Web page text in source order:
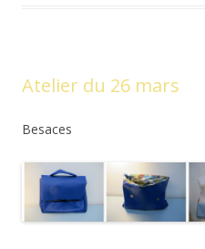
Atelier du 26 mars
Besaces